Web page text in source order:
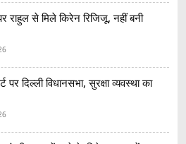
राहुल से मिले किरेन रिजिजू, नहीं बनी
दिल्ली विधानसभा, सुरक्षा व्यवस्था का